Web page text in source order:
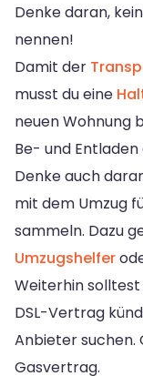
Denke daran,
nennen!
Damit der
musst du eine
neuen Wohnung
Be- und Entladen
Denke auch
mit dem Umzug
sammeln. Dazu
Umzugshelfer
Weiterhin
DSL-Vertrag
Anbieter suchen.
Gasvertrag.